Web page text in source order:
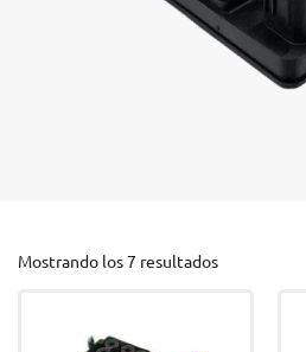
Mostrando los 7 resultados